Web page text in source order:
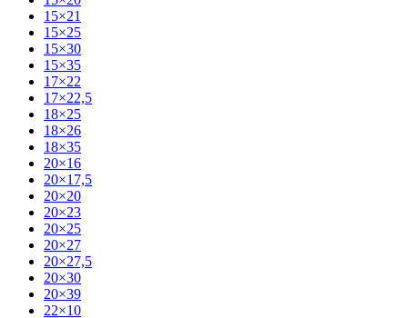
15×21
15×25
15×30
15×35
17×22
17×22,5
18×25
18×26
18×35
20×16
20×17,5
20×20
20×23
20×25
20×27
20×27,5
20×30
20×39
22×10